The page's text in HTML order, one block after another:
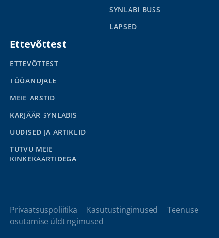
SYNLABI BUSS
LAPSED
Ettevõttest
ETTEVÕTTEST
TÖÖANDJALE
MEIE ARSTID
KARJÄÄR SYNLABIS
UUDISED JA ARTIKLID
TUTVU MEIE
KINKEKAARTIDEGA
Privaatsuspoliitika Kasutustingimused
Teenuse
osutamise üldtingimused